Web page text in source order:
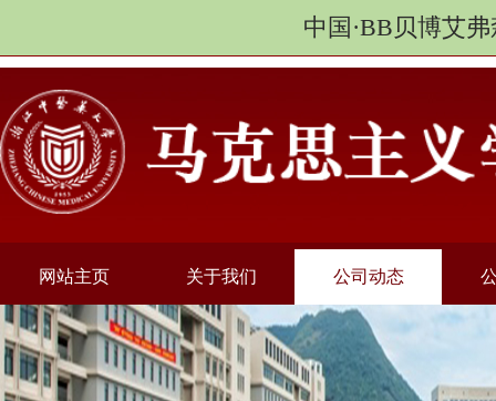
中国·BB贝博艾
网站主页 关于我们 公司动态